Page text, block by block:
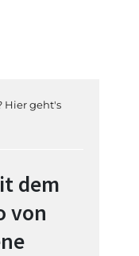
Hier geht's
dem
von